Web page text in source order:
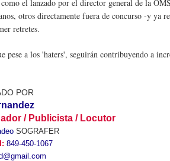
el lanzado por el director general de la
otros directamente fuera de concurso -y ya
retretes.
a los 'haters', seguirán contribuyendo a
POR
/ Publicista / Locutor
SOGRAFER
849-450-1067